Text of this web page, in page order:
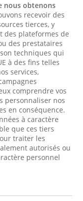
nous obtenons
recevoir des
tierces, y
des plateformes de
des prestataires
techniques qui
à des fins telles
services,
comprendre vos
personnaliser nos
en conséquence.
à caractère
que ces tiers
traiter les
autorisés ou
personnel